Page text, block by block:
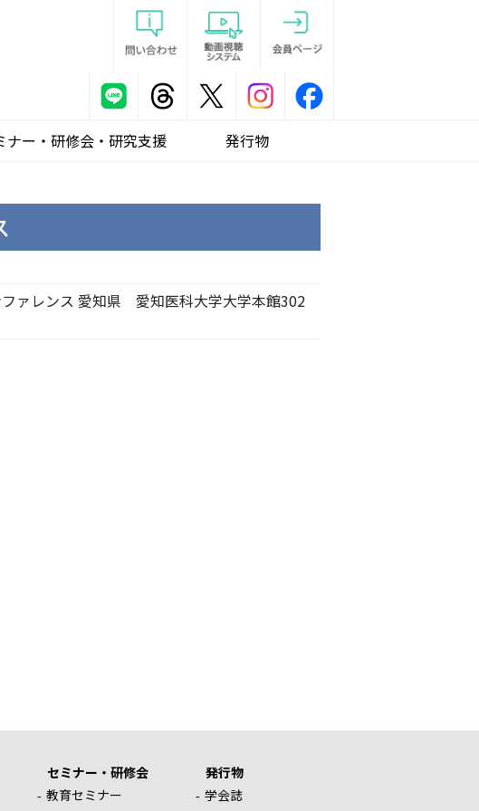
ナー・研修会・研究支援 発行物
ァレンス 愛知県 愛知医科大学大学本館302
セミナー・研修会
教育セミナー
発行物
学会誌